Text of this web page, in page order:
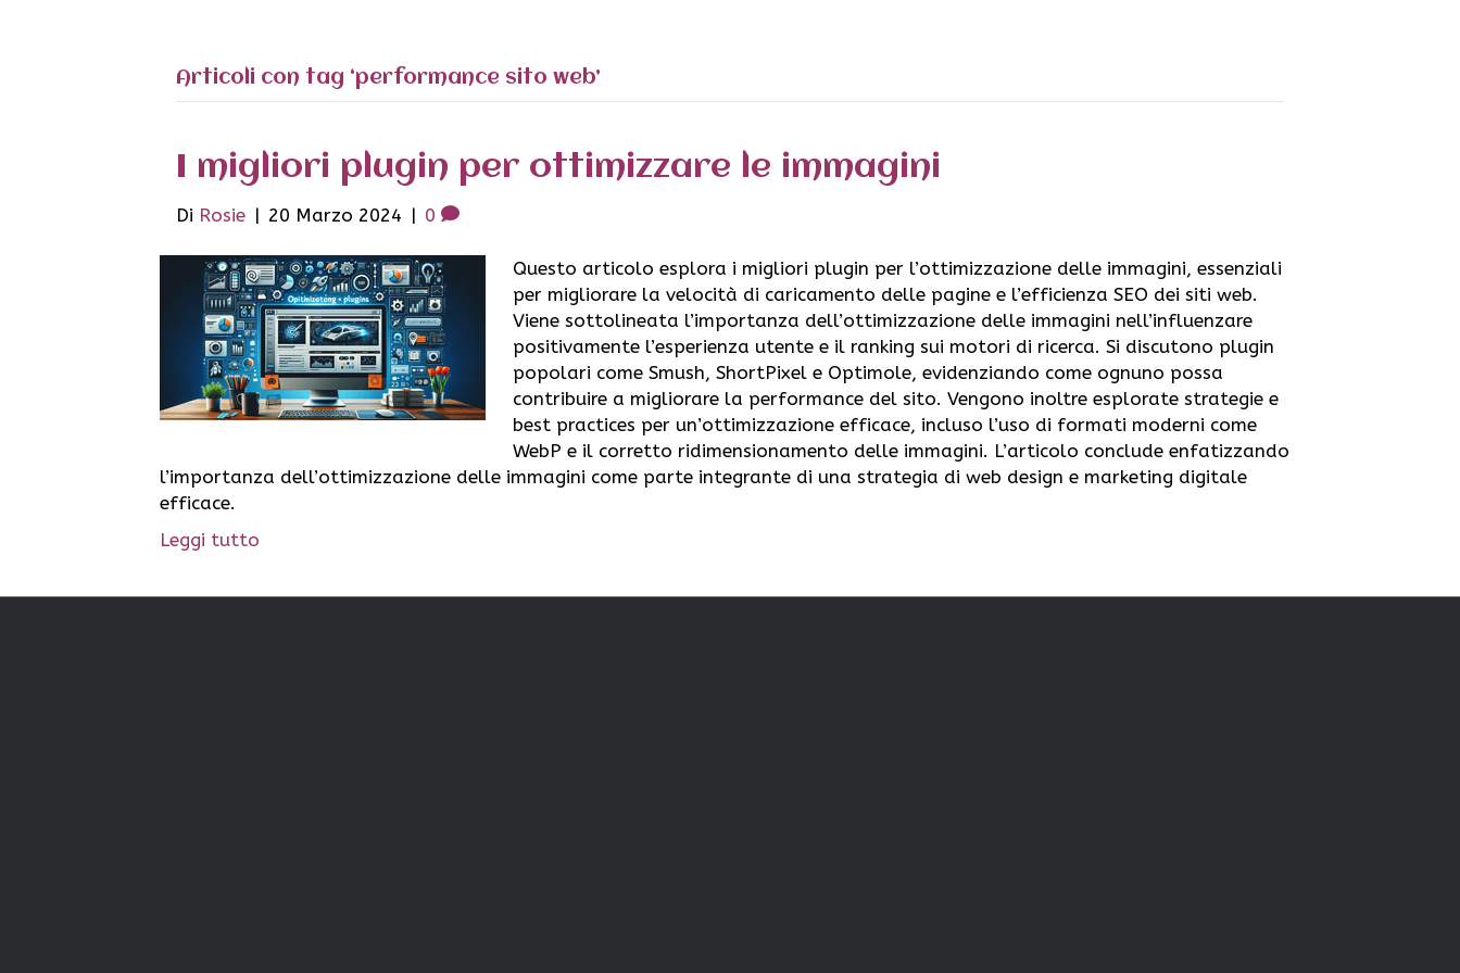
Articoli con tag ‘performance sito web’
I migliori plugin per ottimizzare le immagini
Di Rosie | 20 Marzo 2024 | 0
Questo articolo esplora i migliori plugin per l’ottimizzazione delle immagini, essenziali
per migliorare la velocità di caricamento delle pagine e l’efficienza SEO dei siti web.
Viene sottolineata l’importanza dell’ottimizzazione delle immagini nell’influenzare
positivamente l’esperienza utente e il ranking sui motori di ricerca. Si discutono plugin
popolari come Smush, ShortPixel e Optimole, evidenziando come ognuno possa
contribuire a migliorare la performance del sito. Vengono inoltre esplorate strategie e
best practices per un’ottimizzazione efficace, incluso l’uso di formati moderni come
WebP e il corretto ridimensionamento delle immagini. L’articolo conclude enfatizzando
l’importanza dell’ottimizzazione delle immagini come parte integrante di una strategia di web design e marketing digitale
efficace.
Leggi tutto